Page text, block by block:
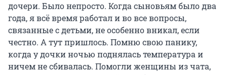
дочери. Было непросто. Когда сыновьям было два
года, я всё время работал и во все вопросы,
связанные с детьми, не особенно вникал, если
честно. А тут пришлось. Помню свою панику,
когда у дочки ночью поднялась температура и
ничем не сбивалась. Помогли женщины из чата,